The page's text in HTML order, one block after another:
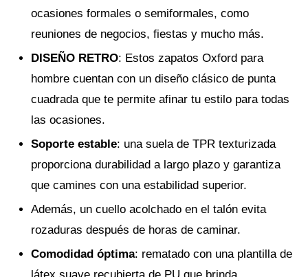
ocasiones formales o semiformales, como
reuniones de negocios, fiestas y mucho más.
DISEÑO RETRO: Estos zapatos Oxford para
hombre cuentan con un diseño clásico de punta
cuadrada que te permite afinar tu estilo para todas
las ocasiones.
Soporte estable: una suela de TPR texturizada
proporciona durabilidad a largo plazo y garantiza
que camines con una estabilidad superior.
Además, un cuello acolchado en el talón evita
rozaduras después de horas de caminar.
Comodidad óptima: rematado con una plantilla de